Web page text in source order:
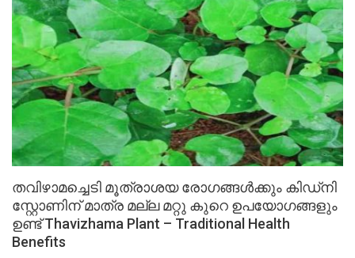
തവിഴാമച്ചെടി മൂത്രാശയ രോഗങ്ങൾക്കും കിഡ്നി
സ്റ്റോണിന് മാത്ര മല്ല മറ്റു കുറെ ഉപയോഗങ്ങളും
ഉണ്ട് Thavizhama Plant – Traditional Health
Benefits